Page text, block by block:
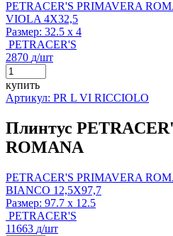
PETRACER'S PRIMAVERA
VIOLA 4X32,5
Размер: 32.5 x 4
PETRACER'S
2870 д/шт
купить
Артикул: PR L VI RICCIOLO
Плинтус
ROMANA
PETRACER'S PRIMAVERA
BIANCO 12,5X97,7
Размер: 97.7 x 12.5
PETRACER'S
11663 д/шт